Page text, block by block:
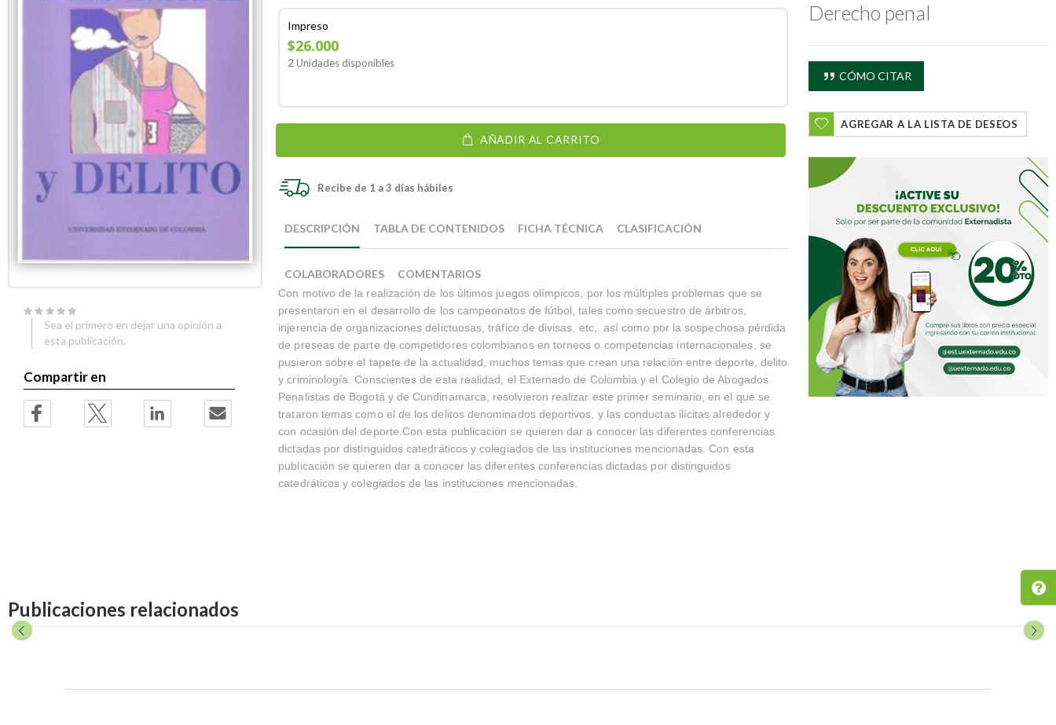
Impreso
$26.000
2 Unidades disponibles
AÑADIR AL CARRITO
Recibe de 1 a 3 días hábiles
to
end
the
images
gallery
to
beginning
the
images
gallery
DESCRIPCIÓN
Con motivo de la realización de los últimos juegos olímpicos, por los múltiples problemas que se
presentaron en el desarrollo de los campeonatos de fútbol, tales como secuestro de árbitros,
injerencia de organizaciones delictuosas, tráfico de divisas, etc,. así como por la sospechosa pérdida
de preseas de parte de competidores colombianos en torneos o competencias internacionales, se
pusieron sobre el tapete de la actualidad, muchos temas que crean una relación entre deporte, delito
y criminología. Conscientes de esta realidad, el Externado de Colombia y el Colegio de Abogados
Penalistas de Bogotá y de Cundinamarca, resolvieron realizar este primer seminario, en el que se
trataron temas como el de los delitos denominados deportivos, y las conductas ilícitas alrededor y
con ocasión del deporte.Con esta publicación se quieren dar a conocer las diferentes conferencias
dictadas por distinguidos catedráticos y colegiados de las instituciones mencionadas. Con esta
publicación se quieren dar a conocer las diferentes conferencias dictadas por distinguidos
catedráticos y colegiados de las instituciones mencionadas.
TABLA DE CONTENIDOS FICHA TÉCNICA CLASIFICACIÓN
COLABORADORES COMENTARIOS
Sea el primero en dejar una opinión a
esta publicación.
Compartir en
Derecho penal
CÓMO CITAR
AGREGAR A LA LISTA DE DESEOS
Publicaciones relacionados